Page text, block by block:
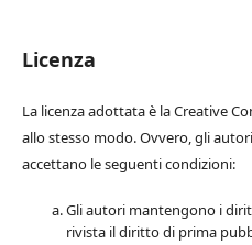
Licenza
La licenza adottata è la Creative
allo stesso modo. Ovvero, gli
accettano le seguenti condizioni:
Gli autori mantengono i
rivista il diritto di prima